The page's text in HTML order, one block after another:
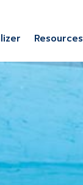
Resources